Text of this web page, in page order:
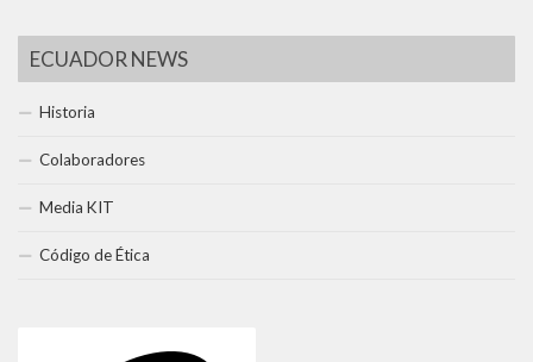
ECUADOR NEWS
Historia
Colaboradores
Media KIT
Código de Ética